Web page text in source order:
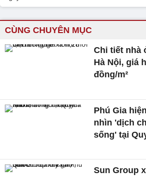
CÙNG CHUYÊN MỤC
Chi tiết nhà
Hà Nội, giá
đồng/m²
Phú Gia
nhìn 'dịch
sống' tại
Sun Group